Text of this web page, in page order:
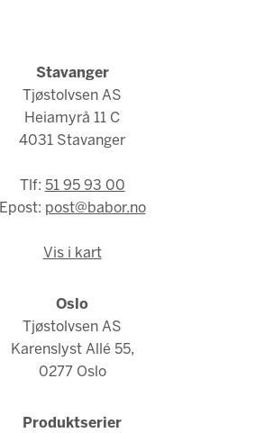
Stavanger
Tjøstolvsen AS
Heiamyrå 11 C
4031 Stavanger
Tlf: 51 95 93 00
Epost: post@babor.no
Vis i kart
Oslo
Tjøstolvsen AS
Karenslyst Allé 55,
0277 Oslo
Produktserier